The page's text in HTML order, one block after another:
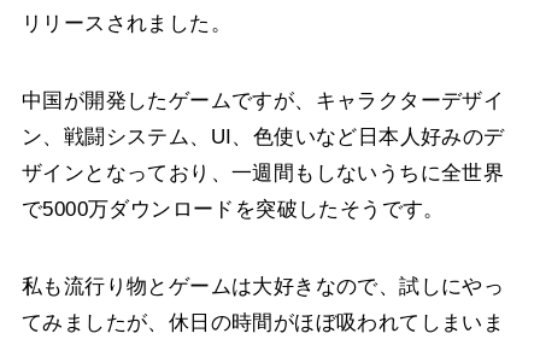
リリースされました。
中国が開発したゲームですが、キャラクターデザイ
ン、戦闘システム、UI、色使いなど日本人好みのデ
ザインとなっており、一週間もしないうちに全世界
で5000万ダウンロードを突破したそうです。
私も流行り物とゲームは大好きなので、試しにやっ
てみましたが、休日の時間がほぼ吸われてしまいま